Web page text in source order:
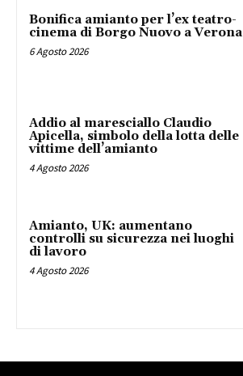
Bonifica amianto per l’ex teatro-
cinema di Borgo Nuovo a Verona
6 Agosto 2026
Addio al maresciallo Claudio
Apicella, simbolo della lotta delle
vittime dell’amianto
4 Agosto 2026
Amianto, UK: aumentano
controlli su sicurezza nei luoghi
di lavoro
4 Agosto 2026